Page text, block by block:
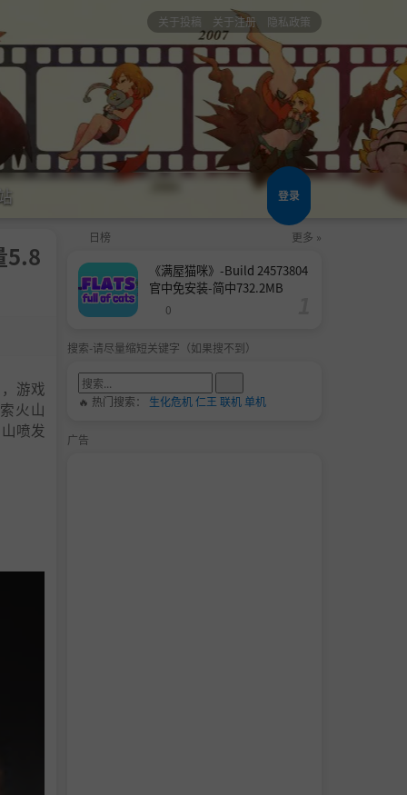
关于投稿 关于注册 隐私政策
登录
5.8
游戏
火山
喷发
日榜 更多 »
《满屋猫咪》-Build 24573804
官中免安装-简中732.2MB
0
搜索-请尽量缩短关键字（如果搜不到）
🔥 热门搜索： 生化危机仁王 联机单机
广告